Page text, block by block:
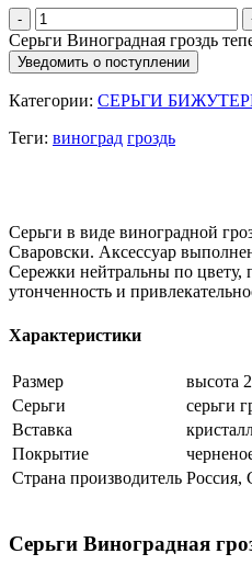
-
Серьги Виноградная гроздь
Уведомить о поступлении
Категории: СЕРЬГИ
Теги: виноград гроздь
Серьги в виде виноградной
Сваровски. Аксессуар
Сережки нейтральны по цвету,
утонченность и
Характеристики
Размер
высота
Серьги
серьги
Вставка
Покрытие
Страна производитель Россия,
Серьги Виноградная